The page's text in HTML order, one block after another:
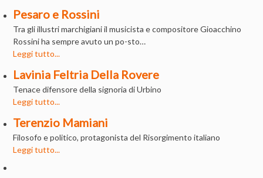
Pesaro e Rossini
Tra gli illustri marchigiani il musicista e compositore Gioacchino
Rossini ha sempre avuto un po-sto…
Leggi tutto...
Lavinia Feltria Della Rovere
Tenace difensore della signoria di Urbino
Leggi tutto...
Terenzio Mamiani
Filosofo e politico, protagonista del Risorgimento italiano
Leggi tutto...